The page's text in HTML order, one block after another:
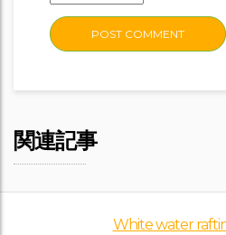
関連記事
White water